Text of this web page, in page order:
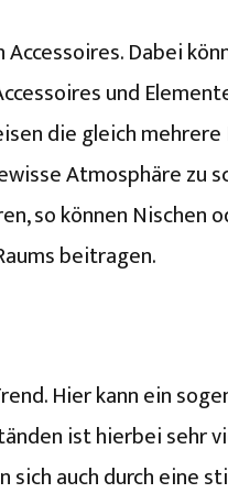
Dabei
und
die gleich
Atmosphäre zu
so können Nischen
beitragen.
Hier kann ein
ist hierbei sehr
auch durch eine